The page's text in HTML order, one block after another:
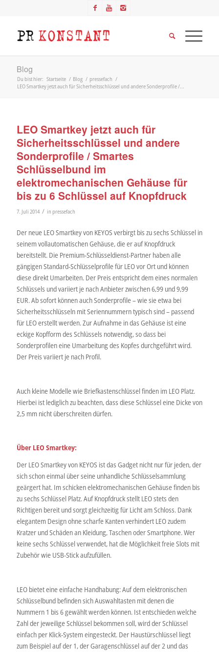
Blog
Du bist hier: Startseite / Blog / pressefach /
LEO Smartkey jetzt auch für Sicherheitsschlüssel und andere Sonderprofile /...
LEO Smartkey jetzt auch für
Sicherheitsschlüssel und andere
Sonderprofile / Smartes
Schlüsselbund im
elektromechanischen Gehäuse für
bis zu 6 Schlüssel auf Knopfdruck
7. Juli 2014 / in pressefach
Der neue LEO Smartkey von KEYOS verbirgt bis zu sechs Schlüssel in
seinem vollautomatischen Gehäuse, die er auf Knopfdruck
bereitstellt. Die Premium-Schlüsseldienst-Partner haben alle
gängigen Standard-Schlüsselprofile für LEO vor Ort und können
diese direkt Umarbeiten. Der Preis entspricht dem eines normalen
Schlüssels und variiert je nach Anbieter zwischen 6,99 und 9,99
EUR. Ab sofort können auch Sonderprofile – wie sie etwa bei
Sicherheitsschlüsseln mit Seriennummern typisch sind – passend
für LEO erstellt werden. Zur Aufnahme in das Gehäuse ist eine
eckige Kopfform des Schlüssels notwendig, so dass bei
Sonderprofilen eine Umarbeitung des Kopfes durchgeführt wird.
Der Preis variiert je nach Profil.
Auch kleine Modelle wie Briefkastenschlüssel finden im LEO Platz.
Hierbei ist lediglich zu beachten, dass diese Schlüssel eine Dicke von
2,5 mm nicht überschreiten dürfen.
Über LEO Smartkey:
Der LEO Smartkey von KEYOS ist das Gadget nicht nur für jeden, der
sich schon einmal über seine unhandliche Schlüsselsammlung
geärgert hat. Im schicken elektromechanischen Gehäuse finden bis
zu sechs Schlüssel Platz. Auf Knopfdruck stellt LEO stets den
Richtigen bereit und sorgt gleichzeitig für Licht am Schloss. Dank
elegantem Design ohne scharfe Kanten verhindert LEO zudem
Kratzer und Schäden an Kleidung, Taschen oder Smartphone. Wer
keine sechs Schlüssel verwendet, hat die Möglichkeit freie Slots mit
Zubehör wie USB-Stick aufzufüllen.
LEO bietet eine einfache Handhabung: Auf dem elektronischen
Schlüsselbund befinden sich Auswahltasten mit denen die
Nummern 1 bis 6 gewählt werden können. Ist entschieden welche
Zahl der jeweilige Schlüssel bekommen soll, wird der Schlüssel
einfach per Klick-System eingesteckt. Der Haustürschlüssel liegt
zum Beispiel auf der 1, der Garagenschlüssel auf der 2 und das